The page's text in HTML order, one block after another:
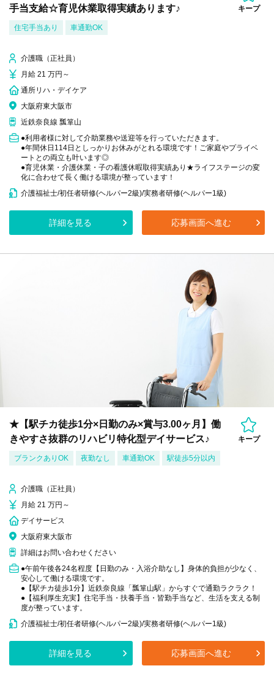
手当支給☆育児休業取得実績あります♪
キープ
住宅手当あり 車通勤OK
介護職（正社員）
月給 21 万円～
通所リハ・デイケア
大阪府東大阪市
近鉄奈良線 瓢箪山
●利用者様に対して介助業務や送迎等を行っていただきます。
●年間休日114日としっかりお休みがとれる環境です！ご家庭やプライベ
ートとの両立も叶います◎
●育児休業・介護休業・子の看護休暇取得実績あり★ライフステージの変
化に合わせて長く働ける環境が整っています！
介護福祉士/初任者研修(ヘルパー2級)/実務者研修(ヘルパー1級)
詳細を見る 応募画面へ進む
★【駅チカ徒歩1分×日勤のみ×賞与3.00ヶ月】働
きやすさ抜群のリハビリ特化型デイサービス♪
キープ
ブランクありOK 夜勤なし 車通勤OK 駅徒歩5分以内
介護職（正社員）
月給 21 万円～
デイサービス
大阪府東大阪市
詳細はお問い合わせください
●午前午後各24名程度【日勤のみ・入浴介助なし】身体的負担が少なく、
安心して働ける環境です。
●【駅チカ徒歩1分】近鉄奈良線「瓢箪山駅」からすぐで通勤ラクラク！
●【福利厚生充実】住宅手当・扶養手当・皆勤手当など、生活を支える制
度が整っています。
介護福祉士/初任者研修(ヘルパー2級)/実務者研修(ヘルパー1級)
詳細を見る 応募画面へ進む